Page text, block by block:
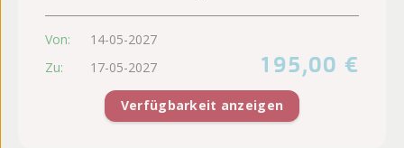
Von:
14-05-2027
Zu:
17-05-2027 195,00 €
Verfügbarkeit anzeigen